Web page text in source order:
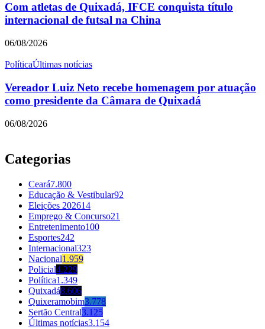
Com atletas de Quixadá, IFCE conquista título
internacional de futsal na China
06/08/2026
PolíticaÚltimas notícias
Vereador Luiz Neto recebe homenagem por atuação
como presidente da Câmara de Quixadá
06/08/2026
Categorias
Ceará7.800
Educação & Vestibular92
Eleições 202614
Emprego & Concurso21
Entretenimento100
Esportes242
Internacional323
Nacional1.959
Policial4.229
Política1.349
Quixadá8.606
Quixeramobim3.778
Sertão Central3.125
Últimas notícias3.154